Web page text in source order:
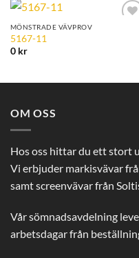
MÖNSTRADE VÄVPROV
5167-11
0 kr
OM OSS
Hos oss hittar du ett stort
Vi erbjuder markisvävar
samt screenvävar från
Vår sömnadsavdelning
arbetsdagar från